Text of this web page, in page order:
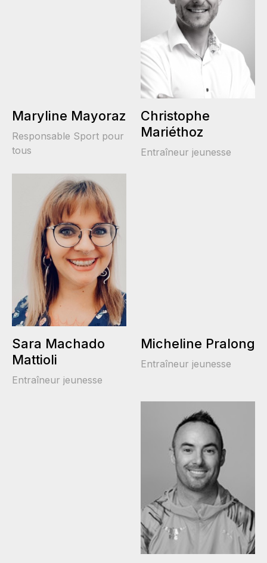
Maryline Mayoraz
Responsable Sport pour
tous
Christophe
Mariéthoz
Entraîneur jeunesse
Sara Machado
Mattioli
Entraîneur jeunesse
Micheline Pralong
Entraîneur jeunesse